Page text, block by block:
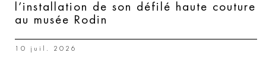
l’installation de son défilé haute couture
au musée Rodin
10 juil. 2026